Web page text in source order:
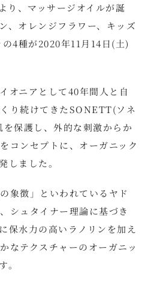
り、マッサージオイルが誕
、オレンジフラワー、キッズ
4種が2020年11月14日(土)
オニアとして40年間人と自
り続けてきたSONETT(ソネ
保護し、外的な刺激からか
コンセプトに、オーガニック
しました。
象徴」といわれているヤド
シュタイナー理論に基づき
保水力の高いラノリンを加え
なテクスチャーのオーガニッ
。